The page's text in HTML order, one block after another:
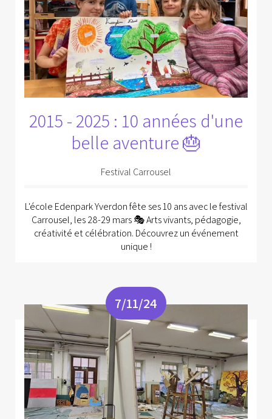
2015 - 2025 : 10 années d'une
belle aventure 🎂
Festival Carrousel
L'école Edenpark Yverdon fête ses 10 ans avec le festival
Carrousel, les 28-29 mars 🎭 Arts vivants, pédagogie,
créativité et célébration. Découvrez un événement
unique !
7/11/24